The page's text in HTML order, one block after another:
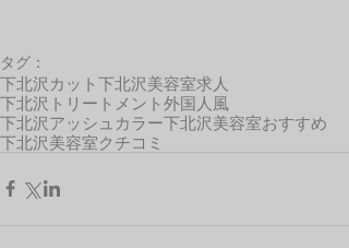
タグ：
下北沢カット 下北沢美容室求人
下北沢トリートメント 外国人風
下北沢アッシュカラー下北沢美容室おすすめ
下北沢美容室クチコミ